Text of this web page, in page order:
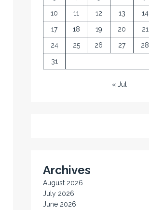
10 11 12 13 14
17 18 19 20 21
24 25 26 27 28
31
« Jul
Archives
August 2026
July 2026
June 2026